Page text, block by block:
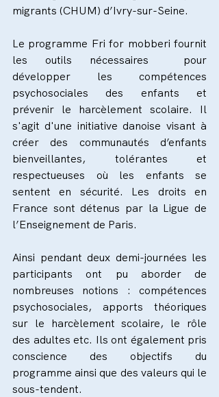
migrants (CHUM) d’Ivry-sur-Seine.
Le programme Fri for mobberi fournit
les outils nécessaires  pour
développer les compétences
psychosociales des enfants et
prévenir le harcèlement scolaire. Il
s'agit d'une initiative danoise visant à
créer des communautés d’enfants
bienveillantes, tolérantes et
respectueuses où les enfants se
sentent en sécurité. Les droits en
France sont détenus par la Ligue de
l’Enseignement de Paris.
Ainsi pendant deux demi-journées les
participants ont pu aborder de
nombreuses notions : compétences
psychosociales, apports théoriques
sur le harcèlement scolaire, le rôle
des adultes etc. Ils ont également pris
conscience des objectifs du
programme ainsi que des valeurs qui le
sous-tendent.